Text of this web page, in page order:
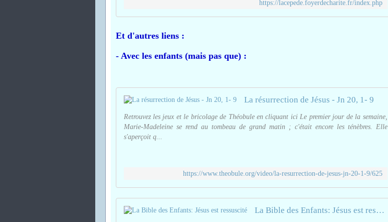
https://lacepede.foyerdecharite.fr/index.php
Et d'autres liens :
- Avec les enfants (mais pas que) :
La résurrection de Jésus - Jn 20, 1- 9
Retrouvez les jeux et le bricolage de Théobule en cliquant ici Le premier jour de la semaine,
Marie-Madeleine se rend au tombeau de grand matin ; c'était encore les ténèbres. Elle
s'aperçoit q...
https://www.theobule.org/video/la-resurrection-de-jesus-jn-20-1-9/625
La Bible des Enfants: Jésus est ressuscité